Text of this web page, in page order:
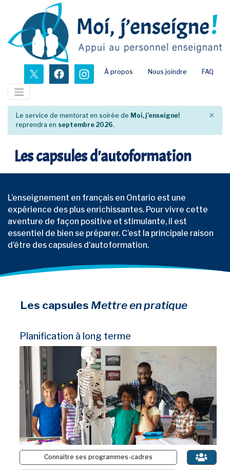
contenu
principal
nouvel ongletnouvel ongletnouvel onglet
À propos Nous joindre FAQ
Le service de mentorat en soirée de Moi, j’enseigne!
reprendra en septembre 2026.
×
Les capsules d'autoformation
L’enseignement en français en Ontario est une
expérience des plus enrichissantes. Pour vivre cette
aventure de façon positive et stimulante, il est
essentiel de bien se préparer. C’est la principale raison
d’être des capsules d’autoformation.
Les capsules Mettre en pratique
Planification à long terme
Connaître ses programmes-cadres